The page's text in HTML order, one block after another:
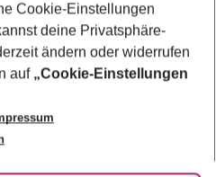
Cookie-Einstellungen
deine Privatsphäre-
ändern oder widerrufen
auf „Cookie-Einstellungen